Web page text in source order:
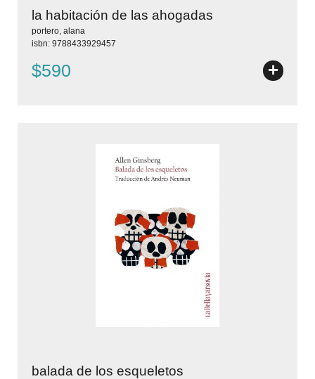
la habitación de las ahogadas
portero, alana
isbn: 9788433929457
$590 +
balada de los esqueletos